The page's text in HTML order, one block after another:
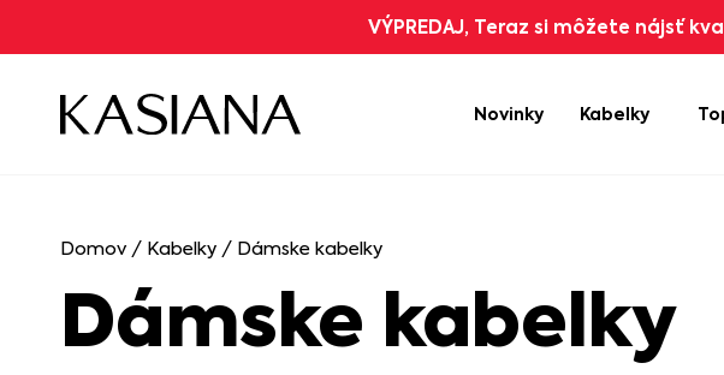
VÝPREDAJ, Teraz si môžete nájsť
Novinky Kabelky
Domov / Kabelky / Dámske kabelky
Dámske kabelky